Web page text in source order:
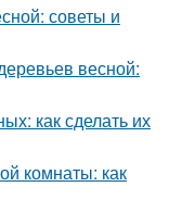
советы и
весной:
как сделать их
комнаты: как